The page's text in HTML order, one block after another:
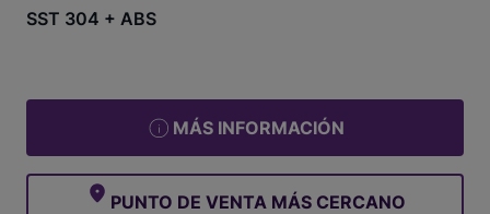
SST 304 + ABS
MÁS INFORMACIÓN
PUNTO DE VENTA MÁS CERCANO